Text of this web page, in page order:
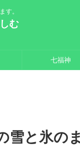
す。
む
七福神
雪と氷の